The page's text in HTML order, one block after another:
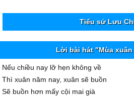
Tiểu sử Lưu
Lời bài hát "Mùa
Nếu chiều nay lỡ hẹn không về
Thì xuân năm nay, xuân sẽ buồn
Sẽ buồn hơn mấy cội mai già